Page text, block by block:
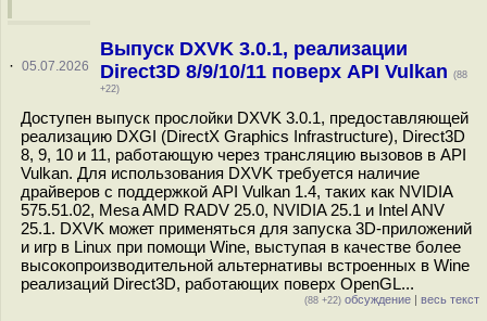
· 05.07.2026
Выпуск DXVK 3.0.1, реализации
Direct3D 8/9/10/11 поверх API Vulkan (88
+22)
Доступен выпуск прослойки DXVK 3.0.1, предоставляющей
реализацию DXGI (DirectX Graphics Infrastructure), Direct3D
8, 9, 10 и 11, работающую через трансляцию вызовов в API
Vulkan. Для использования DXVK требуется наличие
драйверов с поддержкой API Vulkan 1.4, таких как NVIDIA
575.51.02, Mesa AMD RADV 25.0, NVIDIA 25.1 и Intel ANV
25.1. DXVK может применяться для запуска 3D-приложений
и игр в Linux при помощи Wine, выступая в качестве более
высокопроизводительной альтернативы встроенных в Wine
реализаций Direct3D, работающих поверх OpenGL...
(88 +22) обсуждение | весь текст